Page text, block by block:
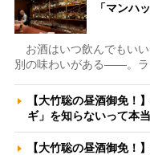
「マンハ
お酒はいつ飲んでもい
別の味わいがある――。ラ
【大竹聡の昼酒御免！
ギ」を知らないって
【大竹聡の昼酒御免！